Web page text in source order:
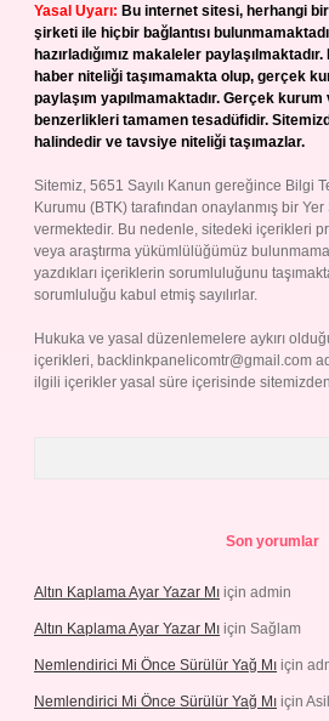
Yasal Uyarı: Bu internet sitesi, herhangi
şirketi ile hiçbir bağlantısı
hazırladığımız makaleler
haber niteliği taşımamakta olup, gerçek
paylaşım yapılmamaktadır. Gerçek
benzerlikleri tamamen tesadüfidir.
halindedir ve tavsiye niteliği taşımazlar.
Sitemiz, 5651 Sayılı Kanun gereğince Bilgi
Kurumu (BTK) tarafından onaylanmış bir
vermektedir. Bu nedenle, sitedeki içerikleri
veya araştırma yükümlülüğümüz
yazdıkları içeriklerin sorumluluğunu
sorumluluğu kabul etmiş sayılırlar.
Hukuka ve yasal düzenlemelere aykırı
içerikleri, backlinkpanelicomtr@gmail.com
ilgili içerikler yasal süre içerisinde sitemizden
Son yorumlar
Altın Kaplama Ayar Yazar Mı için admin
Altın Kaplama Ayar Yazar Mı için Sağlam
Nemlendirici Mi Önce Sürülür Yağ Mı için
Nemlendirici Mi Önce Sürülür Yağ Mı için Asil